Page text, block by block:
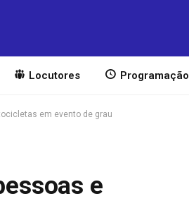
Locutores Programação
em evento de grau
e